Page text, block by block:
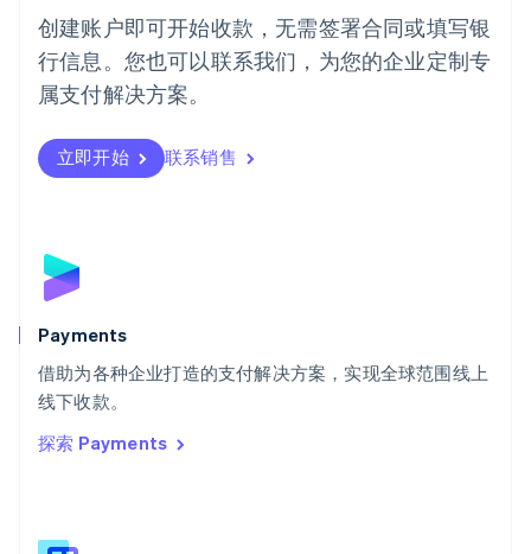
创建账户即可开始收款，无需签署合同或填写银
行信息。您也可以联系我们，为您的企业定制专
属支付解决方案。
立即开始 联系销售
Payments
借助为各种企业打造的支付解决方案，实现全球范围线上
线下收款。
探索 Payments
葡萄牙
Português English
日本
日本語English
瑞典
瑞士
DeutschFrançais
English
斯洛文尼亚
泰国
ไทยEnglish
希腊
English
西班牙
新西兰